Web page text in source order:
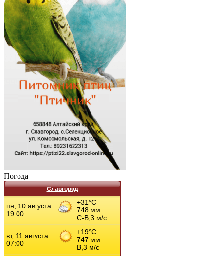
Погода
Славгород